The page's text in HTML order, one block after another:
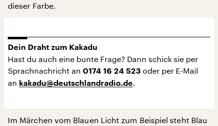
dieser Farbe.
Dein Draht zum Kakadu
Hast du auch eine bunte Frage? Dann schick sie per
Sprachnachricht an 0174 16 24 523 oder per E-Mail
an kakadu@deutschlandradio.de
Im Märchen vom Blauen Licht zum Beispiel steht Blau